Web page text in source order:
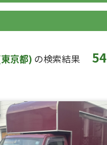
京都) の検索結果 54